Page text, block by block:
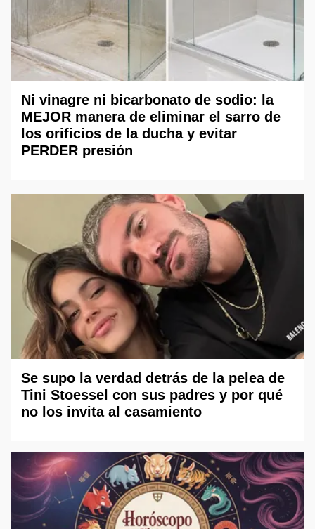
Ni vinagre ni bicarbonato de sodio: la
MEJOR manera de eliminar el sarro de
los orificios de la ducha y evitar
PERDER presión
Se supo la verdad detrás de la pelea de
Tini Stoessel con sus padres y por qué
no los invita al casamiento